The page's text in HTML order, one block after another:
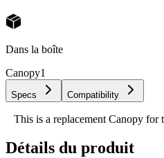
Dans la boîte
Canopy1
Specs Compatibility
This is a replacement Canopy for
Détails du produit